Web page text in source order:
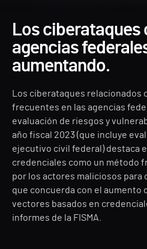
Los ciberataques
agencias
aumentando.
Los ciberataques relacionados
frecuentes en las agencias
evaluación de riesgos y
año fiscal 2023 (que incluye
ejecutivo civil federal) destaca
credenciales como un método
por los actores maliciosos para
que concuerda con el aumento
vectores basados en
informes de la FISMA.